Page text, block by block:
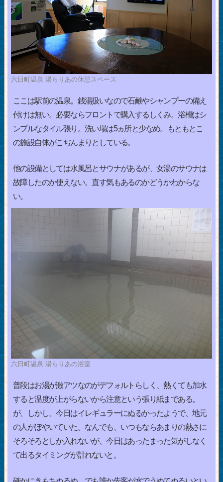
六日町温泉 湯らりあの休憩スペース
ここは駅前の温泉。銭湯扱いなので石鹸やシャンプーの備え
付けは無い。必要ならフロントで購入するしくみ。浴槽はシ
ンプルなタイル張り。洗い場は5ヵ所と少なめ。もともとこ
の施設自体がこぢんまりとしている。
他の設備としては水風呂とサウナがあるが、女湯のサウナは
故障したのか使えない。直す気もあるのかどうかわからな
い。
六日町温泉 湯らりあの浴室
普段はお湯が激アツなのがデフォルトらしく、熱くても加水
すると温度が上がらないから注意という張り紙まである。
が、しかし、今日はイレギュラーにぬるかったようで、地元
の人がぼやいていた。なんでも、いつもならあまりの熱さに
そろそろとしか入れないが、今日はあったまった気がしなく
て出るタイミングが計れないと。